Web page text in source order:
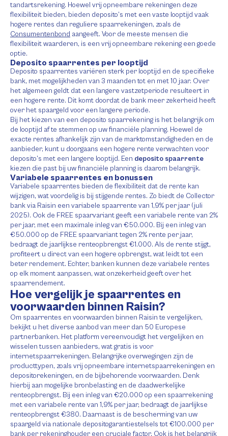
tandartsrekening. Hoewel vrij opneembare rekeningen deze
flexibiliteit bieden, bieden deposito’s met een vaste looptijd vaak
hogere rentes dan reguliere spaarrekeningen, zoals de
Consumentenbond aangeeft. Voor de meeste mensen die
flexibiliteit waarderen, is een vrij opneembare rekening een goede
optie.
Deposito spaarrentes per looptijd
Deposito spaarrentes variëren sterk per looptijd en de specifieke
bank, met mogelijkheden van 3 maanden tot en met 10 jaar. Over
het algemeen geldt dat een langere vastzetperiode resulteert in
een hogere rente. Dit komt doordat de bank meer zekerheid heeft
over het spaargeld voor een langere periode.
Bij het kiezen van een deposito spaarrekening is het belangrijk om
de looptijd af te stemmen op uw financiële planning. Hoewel de
exacte rentes afhankelijk zijn van de marktomstandigheden en de
aanbieder, kunt u doorgaans een hogere rente verwachten voor
deposito’s met een langere looptijd. Een deposito spaarrente
kiezen die past bij uw financiële planning is daarom belangrijk.
Variabele spaarrentes en bonussen
Variabele spaarrentes bieden de flexibiliteit dat de rente kan
wijzigen, wat voordelig is bij stijgende rentes. Zo biedt de Collector
bank via Raisin een variabele spaarrente van 1,9% per jaar (juli
2025). Ook de FREE spaarvariant geeft een variabele rente van 2%
per jaar, met een maximale inleg van €50.000. Bij een inleg van
€50.000 op de FREE spaarvariant tegen 2% rente per jaar,
bedraagt de jaarlijkse renteopbrengst €1.000. Als de rente stijgt,
profiteert u direct van een hogere opbrengst, wat leidt tot een
beter rendement. Echter, banken kunnen deze variabele rentes
op elk moment aanpassen, wat onzekerheid geeft over het
spaarrendement.
Hoe vergelijk je spaarrentes en
voorwaarden binnen Raisin?
Om spaarrentes en voorwaarden binnen Raisin te vergelijken,
bekijkt u het diverse aanbod van meer dan 50 Europese
partnerbanken. Het platform vereenvoudigt het vergelijken en
wisselen tussen aanbieders, wat gratis is voor
internetspaarrekeningen. Belangrijke overwegingen zijn de
producttypen, zoals vrij opneembare internetspaarrekeningen en
depositorekeningen, en de bijbehorende voorwaarden. Denk
hierbij aan mogelijke bronbelasting en de daadwerkelijke
renteopbrengst. Bij een inleg van €20.000 op een spaarrekening
met een variabele rente van 1,9% per jaar, bedraagt de jaarlijkse
renteopbrengst €380. Daarnaast is de bescherming van uw
spaargeld via nationale depositogarantiestelsels tot €100.000 per
bank per rekeninghouder een cruciale factor. Ook is het belangrijk